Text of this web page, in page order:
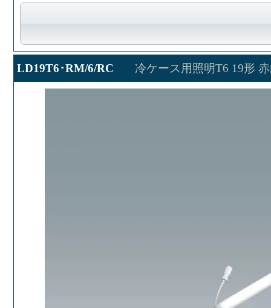
LD19T6･RM/6/RC 冷ケース用照明T6 19形